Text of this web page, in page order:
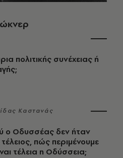
πολιτικής συνέχειας ή
Καστανάς
ο Οδυσσέας δεν ήταν
πώς περιμένουμε
τέλεια η Οδύσσεια;